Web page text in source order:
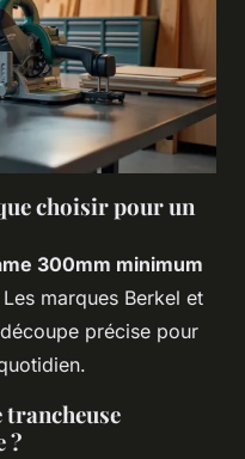
choisir pour un
300mm minimum
marques Berkel et
précise pour
trancheuse
?